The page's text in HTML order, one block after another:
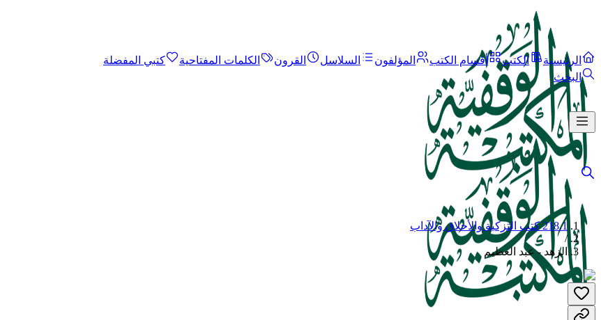
الرئيسية الكتب أقسام الكتب المؤلفون السلاسل القرون الكلمات المفتاحية
كتبي المفضلة
البحث
218.1 كتب التزكية والأخلاق والآداب
/
الزهد - عبد العظيم